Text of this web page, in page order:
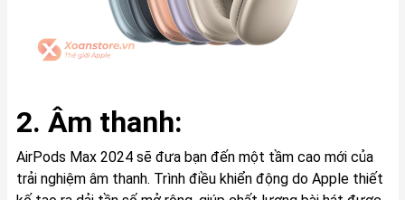
2. Âm thanh:
AirPods Max 2024 sẽ đưa bạn đến một tầm cao mới của
trải nghiệm âm thanh. Trình điều khiển động do Apple thiết